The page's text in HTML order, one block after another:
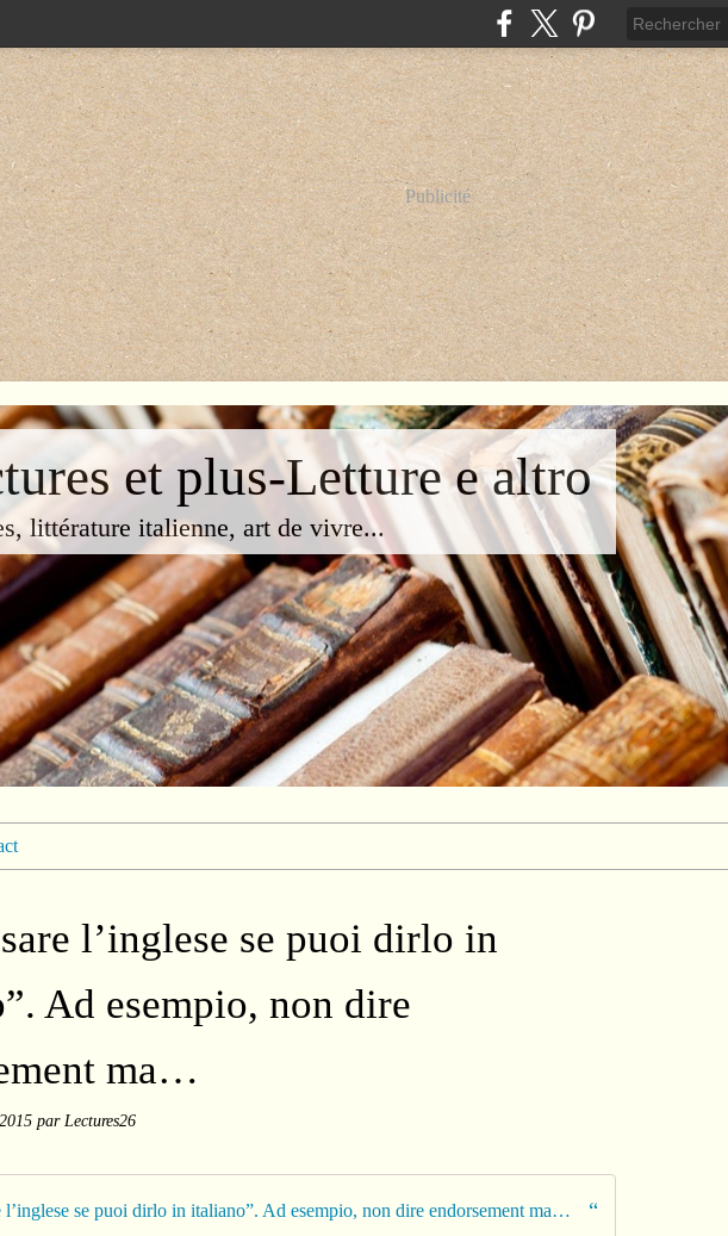
Publicité
et plus-Letture e altro
littérature italienne, art de vivre...
l’inglese se puoi dirlo in
Ad esempio, non dire
ma…
par Lectures26